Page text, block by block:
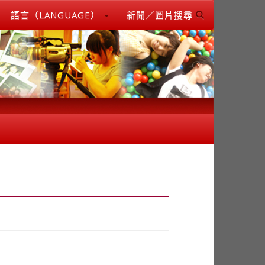
語言（LANGUAGE） 新聞／圖片搜尋